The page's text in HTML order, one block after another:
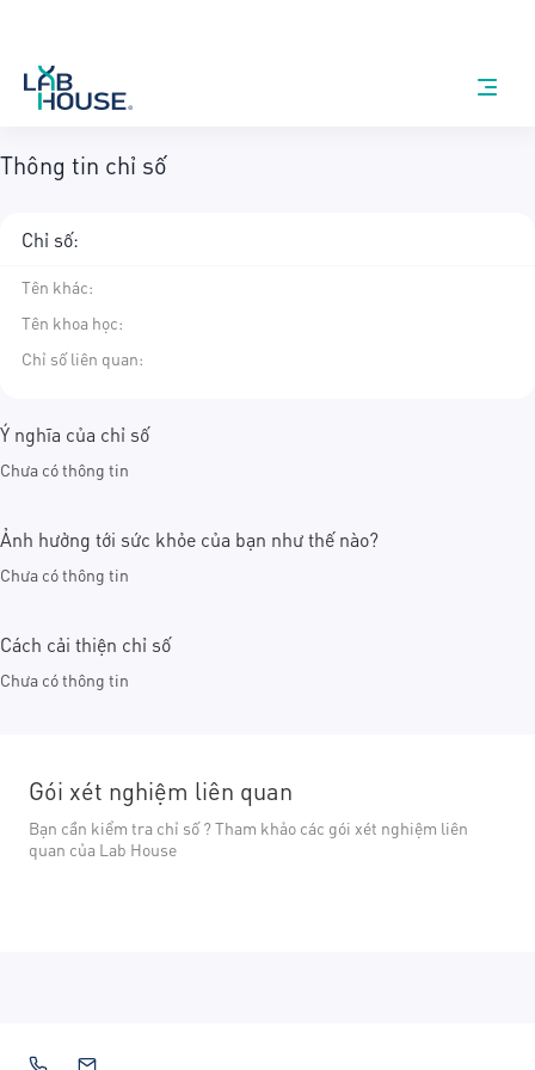
Thông tin chỉ số
Chỉ số:
Tên khác:
Tên khoa học:
Chỉ số liên quan:
Ý nghĩa của chỉ số
Chưa có thông tin
Ảnh hưởng tới sức khỏe của bạn như thế nào?
Chưa có thông tin
Cách cải thiện chỉ số
Chưa có thông tin
Gói xét nghiệm liên quan
Bạn cần kiểm tra chỉ số ? Tham khảo các gói xét nghiệm liên
quan của Lab House